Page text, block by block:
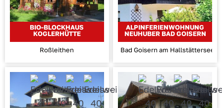
BIO-BLOCKHAUS
KOGLERHÜTTE
Roßleithen
ALPINFERIENWOHNUNG
NEUHUBER BAD GOISERN
Bad Goisern am Hallstättersee